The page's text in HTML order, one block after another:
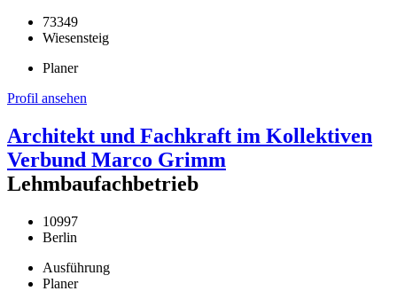
73349
Wiesensteig
Planer
Profil ansehen
Architekt und Fachkraft im Kollektiven
Verbund Marco Grimm
Lehmbaufachbetrieb
10997
Berlin
Ausführung
Planer